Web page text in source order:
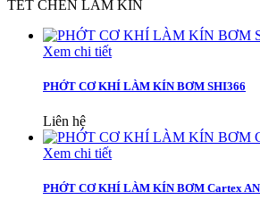
TẾT CHÈN LÀM KÍN
Xem chi tiết
PHỚT CƠ KHÍ LÀM KÍN BƠM SHI366
Liên hệ
Xem chi tiết
PHỚT CƠ KHÍ LÀM KÍN BƠM Cartex